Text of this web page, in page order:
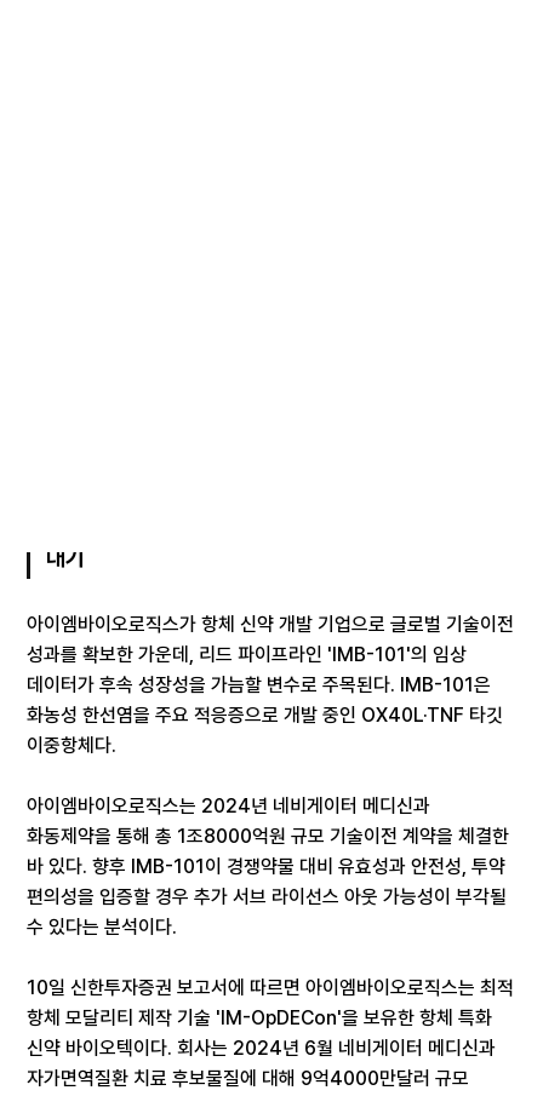
대기
아이엠바이오로직스가 항체 신약 개발 기업으로 글로벌 기술이전
성과를 확보한 가운데, 리드 파이프라인 'IMB-101'의 임상
데이터가 후속 성장성을 가늠할 변수로 주목된다. IMB-101은
화농성 한선염을 주요 적응증으로 개발 중인 OX40L·TNF 타깃
이중항체다.
아이엠바이오로직스는 2024년 네비게이터 메디신과
화동제약을 통해 총 1조8000억원 규모 기술이전 계약을 체결한
바 있다. 향후 IMB-101이 경쟁약물 대비 유효성과 안전성, 투약
편의성을 입증할 경우 추가 서브 라이선스 아웃 가능성이 부각될
수 있다는 분석이다.
10일 신한투자증권 보고서에 따르면 아이엠바이오로직스는 최적
항체 모달리티 제작 기술 'IM-OpDECon'을 보유한 항체 특화
신약 바이오텍이다. 회사는 2024년 6월 네비게이터 메디신과
자가면역질환 치료 후보물질에 대해 9억4000만달러 규모